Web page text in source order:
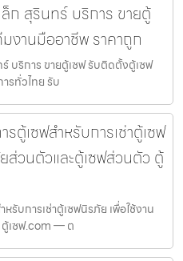
ก สุรินทร์ บริการ ขายตู้
งานมืออาชีพ ราคาถูก
บริการ ขายตู้เซฟ รับติดตั้งตู้เซฟ
รทั่วไทย รับ
ตู้เซฟสำหรับการเช่าตู้เซฟ
ส่วนตัวและตู้เซฟส่วนตัว ตู้
รับการเช่าตู้เซฟนิรภัย เพื่อใช้งาน
เซฟ.com — ต